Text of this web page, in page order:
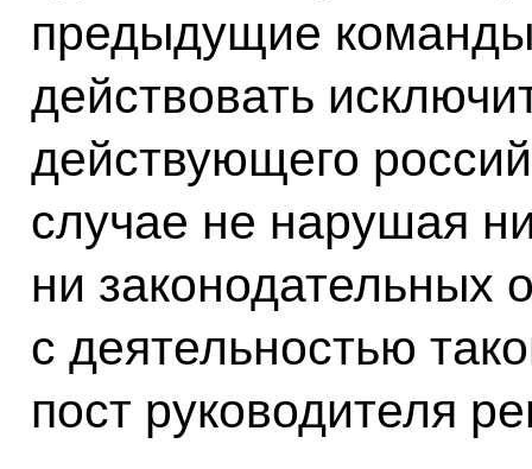
предыдущие
действовать
действующего
случае не нарушая
ни законодательных
с деятельностью
пост руководителя